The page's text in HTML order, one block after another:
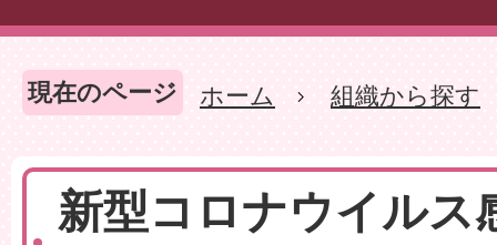
現在のページ ホーム 組織から探す
新型コロナウイルス